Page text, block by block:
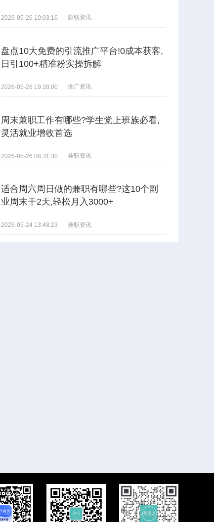
2026-05-26 10:03:16 赚钱资讯
盘点10大免费的引流推广平台!0成本获客,
日引100+精准粉实操拆解
2026-05-26 19:28:00 推广资讯
周末兼职工作有哪些?学生党上班族必看,
灵活就业增收首选
2026-05-26 08:31:30 兼职资讯
适合周六周日做的兼职有哪些?这10个副
业周末干2天,轻松月入3000+
2026-05-24 13:48:23 兼职资讯